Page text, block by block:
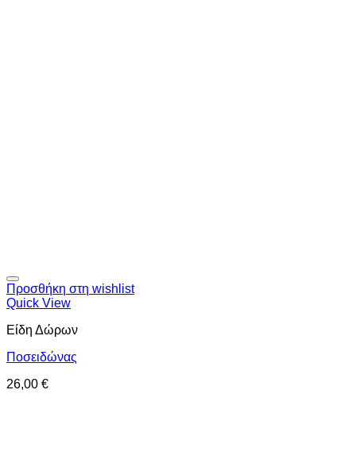
Προσθήκη στη wishlist
Quick View
Είδη Δώρων
Ποσειδώνας
26,00 €